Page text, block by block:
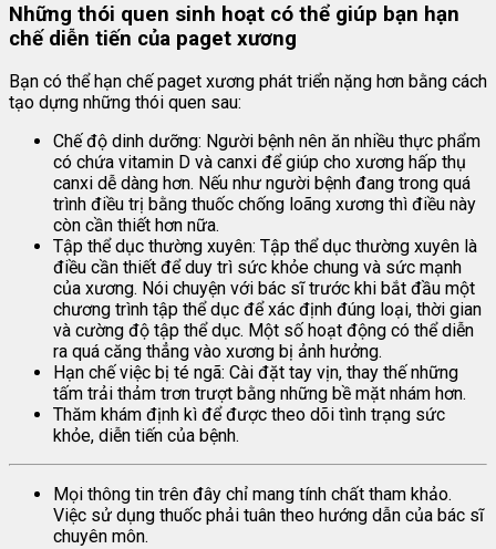
Những thói quen sinh hoạt có thể giúp bạn hạn
chế diễn tiến của paget xương
Bạn có thể hạn chế paget xương phát triển nặng hơn bằng cách
tạo dựng những thói quen sau:
Chế độ dinh dưỡng: Người bệnh nên ăn nhiều thực phẩm
có chứa vitamin D và canxi để giúp cho xương hấp thụ
canxi dễ dàng hơn. Nếu như người bệnh đang trong quá
trình điều trị bằng thuốc chống loãng xương thì điều này
còn cần thiết hơn nữa.
Tập thể dục thường xuyên: Tập thể dục thường xuyên là
điều cần thiết để duy trì sức khỏe chung và sức mạnh
của xương. Nói chuyện với bác sĩ trước khi bắt đầu một
chương trình tập thể dục để xác định đúng loại, thời gian
và cường độ tập thể dục. Một số hoạt động có thể diễn
ra quá căng thẳng vào xương bị ảnh hưởng.
Hạn chế việc bị té ngã: Cài đặt tay vịn, thay thế những
tấm trải thảm trơn trượt bằng những bề mặt nhám hơn.
Thăm khám định kì để được theo dõi tình trạng sức
khỏe, diễn tiến của bệnh.
Mọi thông tin trên đây chỉ mang tính chất tham khảo.
Việc sử dụng thuốc phải tuân theo hướng dẫn của bác sĩ
chuyên môn.